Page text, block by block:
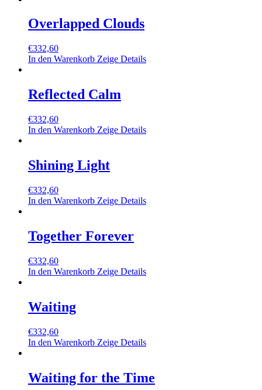
Overlapped Clouds
€332,60
In den Warenkorb Zeige Details
Reflected Calm
€332,60
In den Warenkorb Zeige Details
Shining Light
€332,60
In den Warenkorb Zeige Details
Together Forever
€332,60
In den Warenkorb Zeige Details
Waiting
€332,60
In den Warenkorb Zeige Details
Waiting for the Time